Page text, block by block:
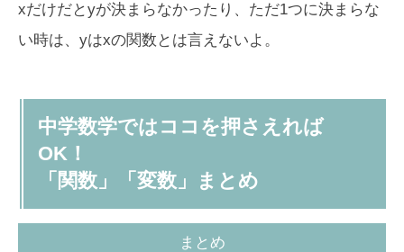
xだけだとyが決まらなかったり、ただ1つに決まらな
い時は、yはxの関数とは言えないよ。
中学数学ではココを押さえれば
OK！
「関数」「変数」まとめ
まとめ